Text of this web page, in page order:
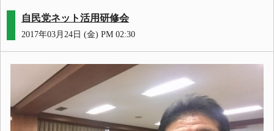
自民党ネット活用研修会
2017年03月24日 (金) PM 02:30